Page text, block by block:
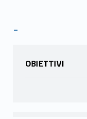
-
OBIETTIVI